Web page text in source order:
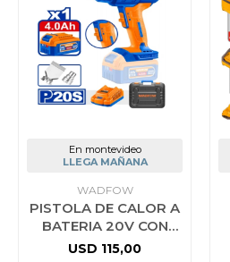
En montevideo
LLEGA MAÑANA
WADFOW
PISTOLA DE CALOR A
BATERIA 20V CON
BATERIA 4.0AH +
USD 115,00
Camping
Jardín y Aire Libre
Mascotas
Bazar